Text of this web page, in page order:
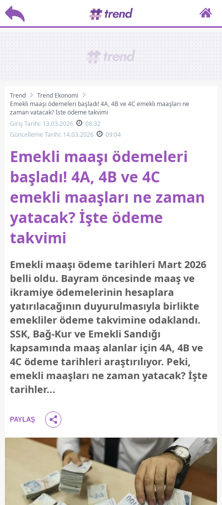
Trend
Trend Ekonomi
Emekli maaşı ödemeleri başladı! 4A, 4B ve 4C emekli maaşları ne
zaman yatacak? İşte ödeme takvimi
Giriş Tarihi: 13.03.2026
08:32
Güncelleme Tarihi: 14.03.2026
09:04
Emekli maaşı ödemeleri
başladı! 4A, 4B ve 4C
emekli maaşları ne zaman
yatacak? İşte ödeme
takvimi
Emekli maaşı ödeme tarihleri Mart 2026
belli oldu. Bayram öncesinde maaş ve
ikramiye ödemelerinin hesaplara
yatırılacağının duyurulmasıyla birlikte
emekliler ödeme takvimine odaklandı.
SSK, Bağ-Kur ve Emekli Sandığı
kapsamında maaş alanlar için 4A, 4B ve
4C ödeme tarihleri araştırılıyor. Peki,
emekli maaşları ne zaman yatacak? İşte
tarihler...
PAYLAŞ